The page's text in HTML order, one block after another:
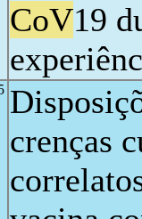
CoV19
crenças